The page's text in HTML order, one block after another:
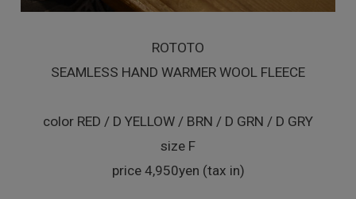
ROTOTO
SEAMLESS HAND WARMER WOOL FLEECE
color RED / D YELLOW / BRN / D GRN / D GRY
size F
price 4,950yen (tax in)